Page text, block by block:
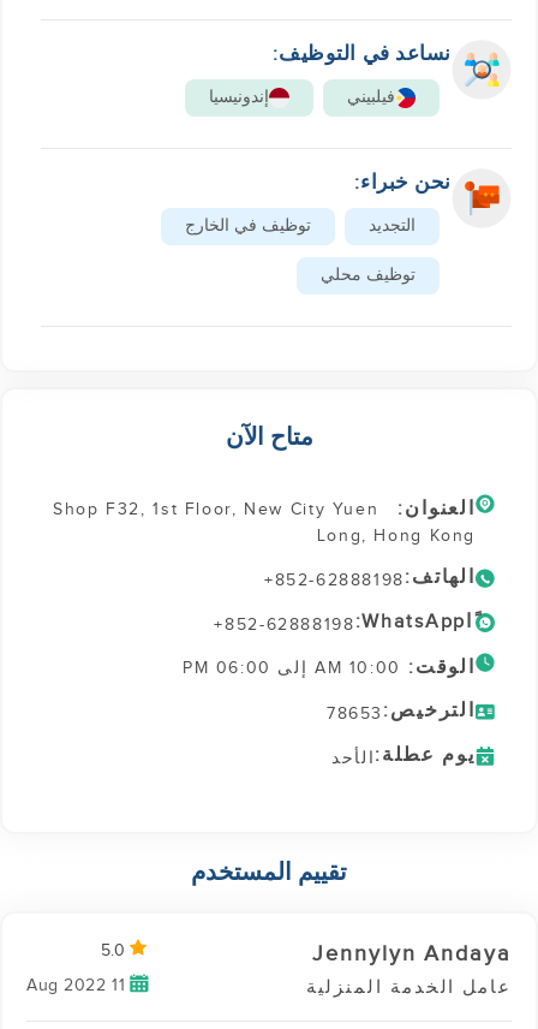
نساعد في التوظيف:
فيلبيني إندونيسيا
نحن خبراء:
التجديد توظيف في الخارج
توظيف محلي
متاح الآن
العنوان:
Shop F32, 1st Floor, New City Yuen
Long, Hong Kong
الهاتف:+852-62888198
ًاWhatsApp: +852-62888198
الوقت: 10:00 AM إلى 06:00 PM
الترخيص: 78653
يوم عطلة: الأحد
تقييم المستخدم
Jennylyn Andaya
عامل الخدمة المنزلية
5.0
11 Aug 2022